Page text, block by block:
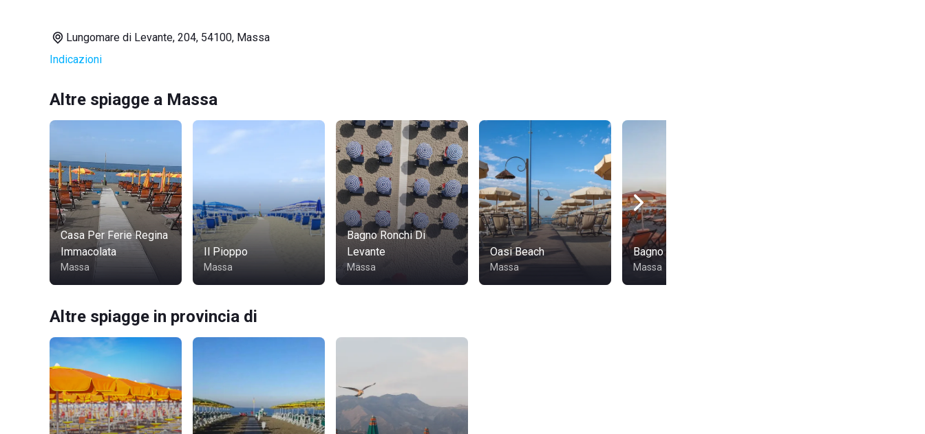
Lungomare di Levante, 204, 54100, Massa
Indicazioni
Altre spiagge a Massa
Casa Per Ferie Regina
Immacolata
Massa
Il Pioppo
Massa
Bagno Ronchi Di
Levante
Massa
Oasi Beach
Massa
Bagno Emilia
Massa
Altre spiagge in provincia di